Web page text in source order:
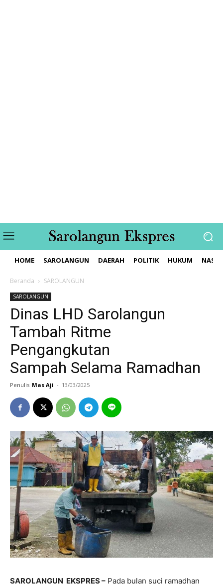
HOME SAROLANGUN DAERAH POLITIK HUKUM
Beranda SAROLANGUN
SAROLANGUN
Dinas LHD Sarolangun
Tambah Ritme
Pengangkutan
Sampah Selama Ramadhan
Penulis Mas Aji - 13/03/2025
SAROLANGUN EKSPRES – Pada bulan suci ramadhan